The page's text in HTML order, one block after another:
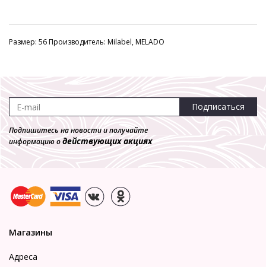
Размер: 56 Производитель: Milabel, MELADO
Подписаться
Подпишитесь на новости и получайте
информацию одействующих акциях
Магазины
Адреса